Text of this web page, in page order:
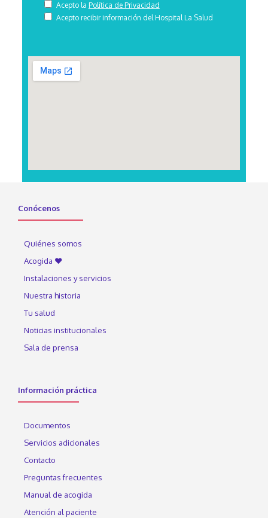
Acepto la Política de Privacidad
Acepto recibir información del Hospital La Salud
Conócenos
Quiénes somos
Acogida ♥
Instalaciones y servicios
Nuestra historia
Tu salud
Noticias institucionales
Sala de prensa
Información práctica
Documentos
Servicios adicionales
Contacto
Preguntas frecuentes
Manual de acogida
Atención al paciente